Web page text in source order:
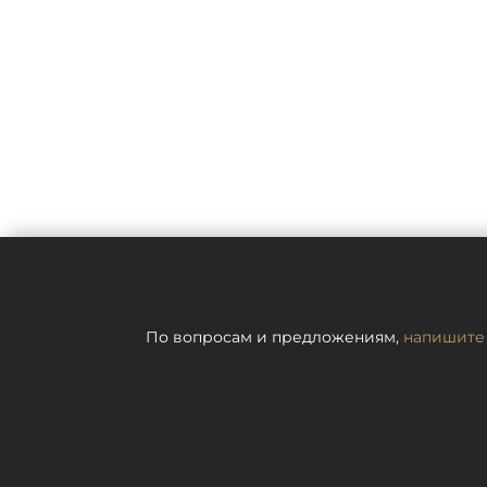
По вопросам и предложениям,